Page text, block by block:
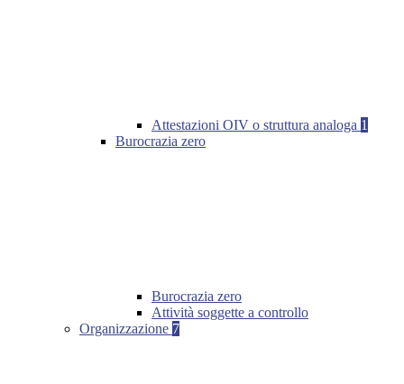
Attestazioni OIV o struttura analoga 1
Burocrazia zero
Burocrazia zero
Attività soggette a controllo
Organizzazione 7